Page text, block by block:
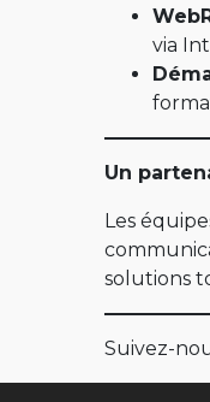
via
Un
Les
solutions
Suivez-